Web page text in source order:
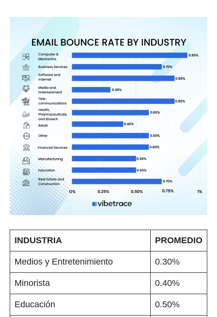
INDUSTRIA PROMEDIO
Medios y Entretenimiento 0.30%
Minorista 0.40%
Educación 0.50%